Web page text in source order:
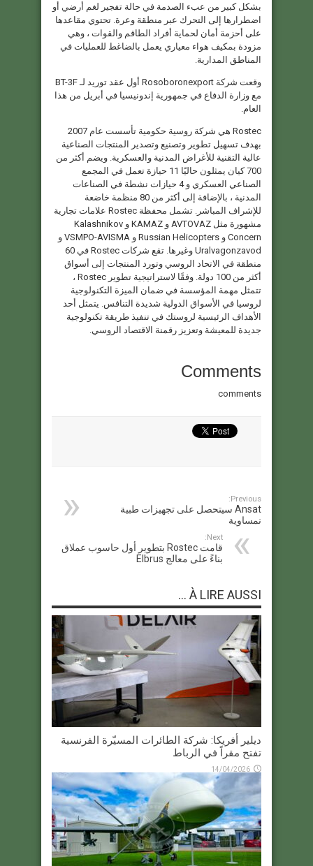
بشكل كبير من عبء الصدمة في حالة تفجير لغم أرضي أو
اضطرارها إلى التحرك عبر منطقة وعرة. تحتوي مقاعدها
على أحزمة أمان لحماية أفراد الطاقم والقوات ، وهي
مزودة بمكيف هواء معياري يعمل بالضاغط للعمليات في
المناطق المدارية.
وقعت شركة Rosoboronexport أول عقد توريد لـ BT-3F
مع وزارة الدفاع في جمهورية إندونيسيا في أبريل من هذا
العام.
Rostec هي شركة روسية حكومية تأسست عام 2007
بهدف تسهيل تطوير وتصنيع وتصدير المنتجات الصناعية
عالية التقنية للأغراض المدنية والعسكرية. ويضم أكثر من
700 كيان يمثلون حاليًا 11 حيازة تعمل في المجمع
الصناعي العسكري و 4 حيازات نشطة في الصناعات
المدنية ، بالإضافة إلى أكثر من 80 منظمة خاضعة
للإشراف المباشر. تشمل محفظة Rostec علامات تجارية
مشهورة مثل AVTOVAZ و KAMAZ و Kalashnikov
Concern و Russian Helicopters و VSMPO-AVISMA و
Uralvagonzavod وغيرها. تقع شركات Rostec في 60
منطقة في الاتحاد الروسي وتورد المنتجات إلى أسواق
أكثر من 100 دولة. وفقًا لاستراتيجية تطوير Rostec ،
تتمثل مهمة المؤسسة في ضمان الميزة التكنولوجية
لروسيا في الأسواق الدولية شديدة التنافس. يتمثل أحد
الأهداف الرئيسية لروستك في تنفيذ طريقة تكنولوجية
جديدة للمعيشة وتعزيز رقمنة الاقتصاد الروسي.
Comments
comments
Previous:
Ansat سيتحصل على تجهيزات طبية
نمساوية
Next:
قامت Rostec بتطوير أول حاسوب عملاق
بناءً على معالج Elbrus
À LIRE AUSSI ...
ديلير أفريكا: شركة الطائرات المسيّرة الفرنسية
تفتح مقراً في الرباط
14/04/2026